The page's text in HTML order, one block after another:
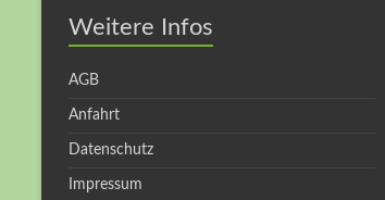
Weitere Infos
AGB
Anfahrt
Datenschutz
Impressum